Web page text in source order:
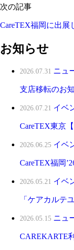
次の記事
CareTEX福岡に出展
お知らせ
2026.07.31 ニュ
支店移転のお
2026.07.21 イベ
CareTEX東京
2026.06.25 イベ
CareTEX福岡
2026.05.21 イベ
「ケアカルテ
2026.05.15 ニュ
CAREKARTE